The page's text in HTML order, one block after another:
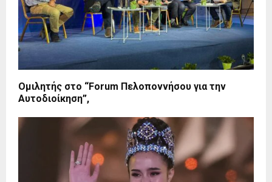
Ομιλητής στο “Forum Πελοποννήσου για την
Αυτοδιοίκηση”,